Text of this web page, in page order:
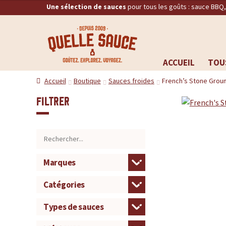
Une sélection de sauces pour tous les goûts : sauce
Aller
la
navigation
Aller
contenu
e
l
S
a
ACCUEIL
Accueil Boutique Sauces froides French’s Stone
Filtrer